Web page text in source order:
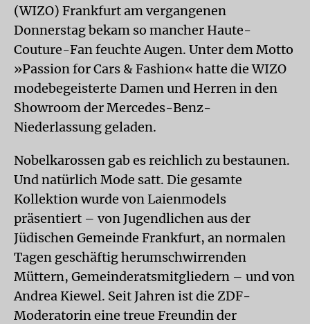
(WIZO) Frankfurt am vergangenen
Donnerstag bekam so mancher Haute-
Couture-Fan feuchte Augen. Unter dem Motto
»Passion for Cars & Fashion« hatte die WIZO
modebegeisterte Damen und Herren in den
Showroom der Mercedes-Benz-
Niederlassung geladen.
Nobelkarossen gab es reichlich zu bestaunen.
Und natürlich Mode satt. Die gesamte
Kollektion wurde von Laienmodels
präsentiert – von Jugendlichen aus der
Jüdischen Gemeinde Frankfurt, an normalen
Tagen geschäftig herumschwirrenden
Müttern, Gemeinderatsmitgliedern – und von
Andrea Kiewel. Seit Jahren ist die ZDF-
Moderatorin eine treue Freundin der